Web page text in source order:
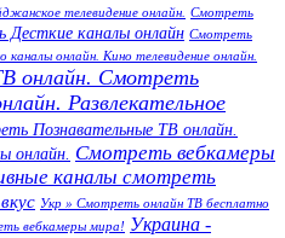
телевидение онлайн.
Смотреть
Десткие каналы онлайн Смотреть
онлайн. Кино телевидение онлайн.
онлайн. Смотреть
Развлекательное
Познавательные ТВ онлайн.
онлайн. Смотреть вебкамеры
каналы смотреть
Укр » Смотреть онлайн ТВ бесплатно
вебкамеры мира! Украина -